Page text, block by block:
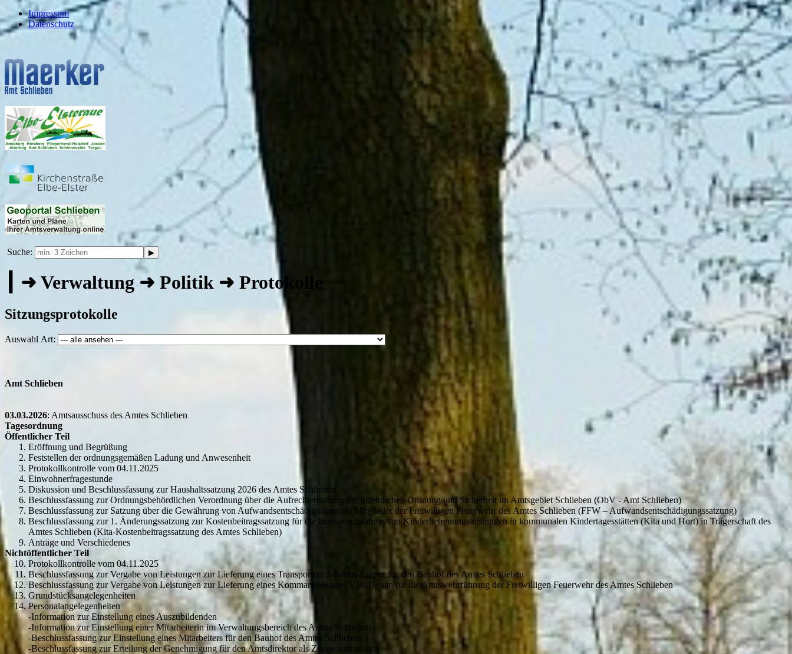
Impressum
Datenschutz
Suche:
┃ ➜ Verwaltung ➜ Politik ➜ Protokolle
Sitzungsprotokolle
Auswahl Art:
Amt Schlieben
03.03.2026: Amtsausschuss des Amtes Schlieben
Tagesordnung
Öffentlicher Teil
Eröffnung und Begrüßung
Feststellen der ordnungsgemäßen Ladung und Anwesenheit
Protokollkontrolle vom 04.11.2025
Einwohnerfragestunde
Diskussion und Beschlussfassung zur Haushaltssatzung 2026 des Amtes Schlieben
Beschlussfassung zur Ordnungsbehördlichen Verordnung über die Aufrechterhaltung der öffentlichen Ordnung und Sicherheit im Amtsgebiet Schlieben (ObV - Amt Schlieben)
Beschlussfassung zur Satzung über die Gewährung von Aufwandsentschädigungen für Mitglieder der Freiwilligen Feuerwehr des Amtes Schlieben (FFW – Aufwandsentschädigungssatzung)
Beschlussfassung zur 1. Änderungssatzung zur Kostenbeitragssatzung für die Inanspruchnahme von Kinderbetreuungsleistungen in kommunalen Kindertagesstätten (Kita und Hort) in Trägerschaft des
Amtes Schlieben (Kita-Kostenbeitragssatzung des Amtes Schlieben)
Anträge und Verschiedenes
Nichtöffentlicher Teil
Protokollkontrolle vom 04.11.2025
Beschlussfassung zur Vergabe von Leistungen zur Lieferung eines Transporters 3-Seiten-Kipper für den Bauhof des Amtes Schlieben
Beschlussfassung zur Vergabe von Leistungen zur Lieferung eines Kommandowagen VW Tiguan für die Amtswehrführung der Freiwilligen Feuerwehr des Amtes Schlieben
Grundstücksangelegenheiten
Personalangelegenheiten
-Information zur Einstellung eines Auszubildenden
-Information zur Einstellung einer Mitarbeiterin im Verwaltungsbereich des Amtes Schlieben
-Beschlussfassung zur Einstellung eines Mitarbeiters für den Bauhof des Amtes Schlieben
-Beschlussfassung zur Erteilung der Genehmigung für den Amtsdirektor als Zeuge auszusagen